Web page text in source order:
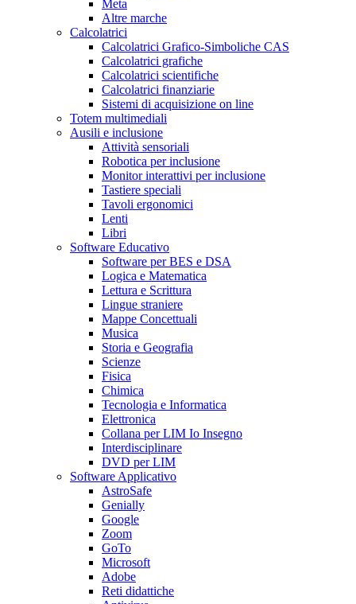
Meta
Altre marche
Calcolatrici
Calcolatrici Grafico-Simboliche CAS
Calcolatrici grafiche
Calcolatrici scientifiche
Calcolatrici finanziarie
Sistemi di acquisizione on line
Totem multimediali
Ausili e inclusione
Attività sensoriali
Robotica per inclusione
Monitor interattivi per inclusione
Tastiere speciali
Tavoli ergonomici
Lenti
Libri
Software Educativo
Software per BES e DSA
Logica e Matematica
Lettura e Scrittura
Lingue straniere
Mappe Concettuali
Musica
Storia e Geografia
Scienze
Fisica
Chimica
Tecnologia e Informatica
Elettronica
Collana per LIM Io Insegno
Interdisciplinare
DVD per LIM
Software Applicativo
AstroSafe
Genially
Google
Zoom
GoTo
Microsoft
Adobe
Reti didattiche